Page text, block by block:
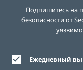
Подпишитесь на
безопасности от
Ежедневный